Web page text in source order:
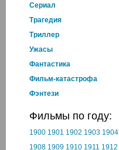
Cериал
Трагедия
Триллер
Ужасы
Фантастика
Фильм-катастрофа
Фэнтези
Фильмы по году:
1900 1901 1902 1903 1904
1908 1909 1910 1911 1912